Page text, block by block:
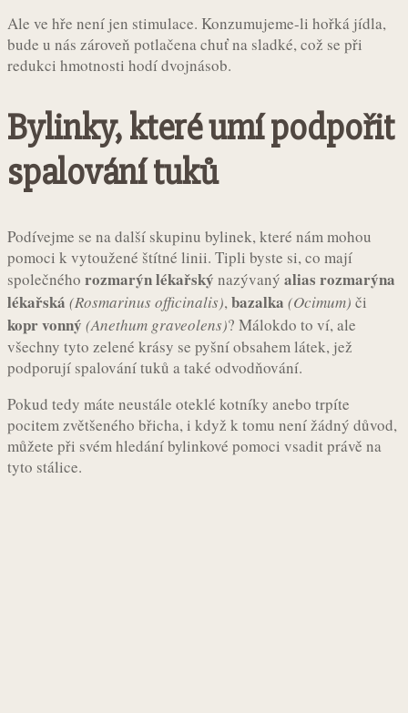
Ale ve hře není jen stimulace. Konzumujeme-li hořká jídla,
bude u nás zároveň potlačena chuť na sladké, což se při
redukci hmotnosti hodí dvojnásob.
Bylinky, které umí podpořit
spalování tuků
Podívejme se na další skupinu bylinek, které nám mohou
pomoci k vytoužené štítné linii. Tipli byste si, co mají
společného rozmarýn lékařský nazývaný alias rozmarýna
lékařská (Rosmarinus officinalis), bazalka (Ocimum) či
kopr vonný (Anethum graveolens)? Málokdo to ví, ale
všechny tyto zelené krásy se pyšní obsahem látek, jež
podporují spalování tuků a také odvodňování.
Pokud tedy máte neustále oteklé kotníky anebo trpíte
pocitem zvětšeného břicha, i když k tomu není žádný důvod,
můžete při svém hledání bylinkové pomoci vsadit právě na
tyto stálice.